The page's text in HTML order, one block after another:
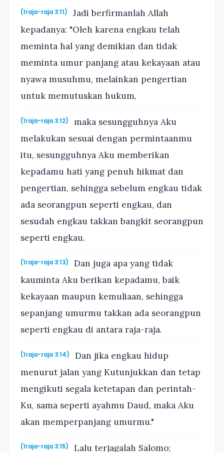
(1raja-raja 3:11)
Jadi berfirmanlah Allah
kepadanya: "Oleh karena engkau telah
meminta hal yang demikian dan tidak
meminta umur panjang atau kekayaan atau
nyawa musuhmu, melainkan pengertian
untuk memutuskan hukum,
(1raja-raja 3:12)
maka sesungguhnya Aku
melakukan sesuai dengan permintaanmu
itu, sesungguhnya Aku memberikan
kepadamu hati yang penuh hikmat dan
pengertian, sehingga sebelum engkau tidak
ada seorangpun seperti engkau, dan
sesudah engkau takkan bangkit seorangpun
seperti engkau.
(1raja-raja 3:13)
Dan juga apa yang tidak
kauminta Aku berikan kepadamu, baik
kekayaan maupun kemuliaan, sehingga
sepanjang umurmu takkan ada seorangpun
seperti engkau di antara raja-raja.
(1raja-raja 3:14)
Dan jika engkau hidup
menurut jalan yang Kutunjukkan dan tetap
mengikuti segala ketetapan dan perintah-
Ku, sama seperti ayahmu Daud, maka Aku
akan memperpanjang umurmu."
(1raja-raja 3:15) Lalu terjagalah Salomo;